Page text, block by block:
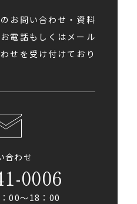
お問い合わせ・資料
電話もしくはメール
せを受け付けており
合わせ
0006
00〜18：00